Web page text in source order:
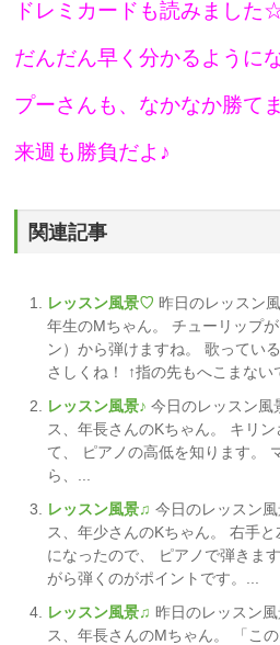
ドレミカードも読みました
だんだん早く分かるように
プーさんも、なかなか勝て
来週も勝負だよ♪
関連記事
レッスン風景♡ 昨日のレッスン
年生のMちゃん。 チューリップ
ン）から弾けますね。 歌ってい
さしくね！ ↑指の先もへこまない
レッスン風景♪今日のレッスン風
ス、年長さんのKちゃん。 キリ
て、 ピアノの高低を知ります。
ら、...
レッスン風景♫今日のレッスン
ス、年少さんのKちゃん。 右手
になったので、 ピアノで弾きま
がら弾くのがポイントです。...
レッスン風景♫ 昨日のレッスン
ス、年長さんのMちゃん。 「こ